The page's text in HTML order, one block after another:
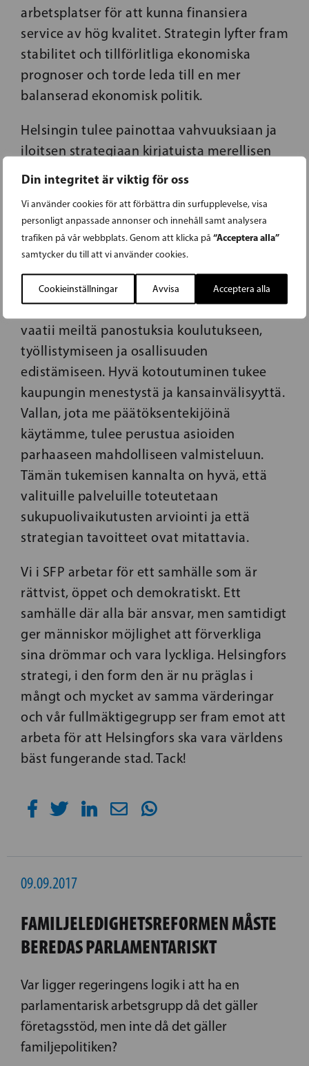
Din integritet är viktig för oss
Vi använder cookies för att förbättra din surfupplevelse, visa
personligt anpassade annonser och innehåll samt analysera
trafiken på vår webbplats. Genom att klicka på “Acceptera alla”
samtycker du till att vi använder cookies.
Cookieinställningar Avvisa Acceptera alla
arbetsplatser för att kunna finansiera
service av hög kvalitet. Strategin lyfter fram
stabilitet och tillförlitliga ekonomiska
prognoser och torde leda till en mer
balanserad ekonomisk politik.
Helsingin tulee painottaa vahvuuksiaan ja
iloitsen strategiaan kirjatuista merellisen
Helsingin mahdollisuuksista. Saaret, rannat,
satamat, puhdas luonto ja kalliot antavat
kaupungille omaleimaisuutta. Viheralueet
ovat vahvuuksiamme eikä niitä saa
väheksyä tai minimoida.
Helsinki vetää puoleensa
maahanmuuttajia. Se on positiivista ja
vaatii meiltä panostuksia koulutukseen,
työllistymiseen ja osallisuuden
edistämiseen. Hyvä kotoutuminen tukee
kaupungin menestystä ja kansainvälisyyttä.
Vallan, jota me päätöksentekijöinä
käytämme, tulee perustua asioiden
parhaaseen mahdolliseen valmisteluun.
Tämän tukemisen kannalta on hyvä, että
valituille palveluille toteutetaan
sukupuolivaikutusten arviointi ja että
strategian tavoitteet ovat mitattavia.
Vi i SFP arbetar för ett samhälle som är
rättvist, öppet och demokratiskt. Ett
samhälle där alla bär ansvar, men samtidigt
ger människor möjlighet att förverkliga
sina drömmar och vara lyckliga. Helsingfors
strategi, i den form den är nu präglas i
mångt och mycket av samma värderingar
och vår fullmäktigegrupp ser fram emot att
arbeta för att Helsingfors ska vara världens
bäst fungerande stad. Tack!
09.09.2017
FAMILJELEDIGHETSREFORMEN MÅSTE
BEREDAS PARLAMENTARISKT
Var ligger regeringens logik i att ha en
parlamentarisk arbetsgrupp då det gäller
företagsstöd, men inte då det gäller
familjepolitiken?